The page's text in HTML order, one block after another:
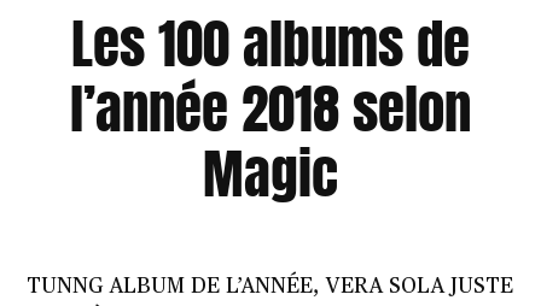
Les 100 albums de
l’année 2018 selon
Magic
TUNNG ALBUM DE L’ANNÉE, VERA SOLA JUSTE